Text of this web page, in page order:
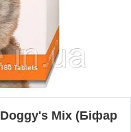
Mix (Біфар